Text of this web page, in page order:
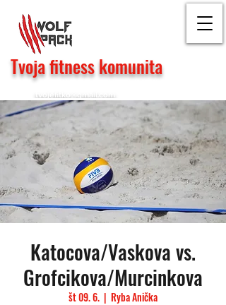
Tvoja fitness komunita
tvojefitko@gmail.com
Katocova/Vaskova vs.
Grofcikova/Murcinkova
št 09. 6.
  |
Ryba Anička